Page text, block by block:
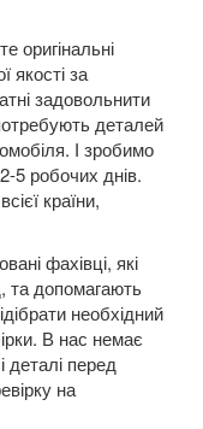
оригінальні
якості за
задовольнити
деталей
І зробимо
5 робочих днів.
країни,
фахівці, які
та допомагають
необхідний
В нас немає
деталі перед
на